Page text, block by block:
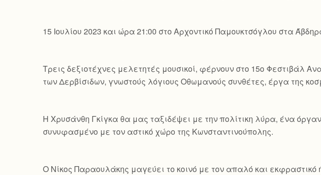
15 Ιουλίου 2023 και ώρα 21:00 στο Αρχοντικό Παμουκτσόγλου στα
Τρεις δεξιοτέχνες μελετητές μουσικοί, φέρνουν στο 15ο Φεστιβάλ
των Δερβίσιδων, γνωστούς λόγιους Οθωμανούς συνθέτες, έργα της
Η Χρυσάνθη Γκίγκα θα μας ταξιδέψει με την πολίτικη λύρα, ένα
συνυφασμένο με τον αστικό χώρο της Κωνσταντινούπολης.
Ο Νίκος Παραουλάκης μαγεύει το κοινό με τον απαλό και